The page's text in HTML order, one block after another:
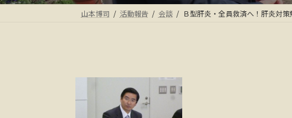
山本博司 活動報告 会談 Ｂ型肝炎・全員救済へ！肝炎対